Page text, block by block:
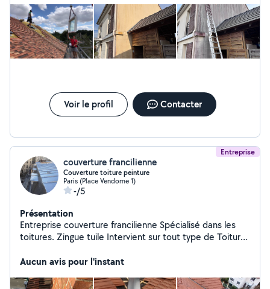
peintures extérieur et intérieur d'une main de maître.
Nous travaillons sérieusement afin de garantir un
résultat de qualité au prix le plus juste. Héritiers d'une
longue tradition familiale, notre entreprise est
profondément attachée à la satisfaction de nos clients.
SL
Voir le profil Contacter
Entreprise
couverture francilienne
Couverture toiture peinture
Paris (Place Vendome 1)
-/5
Présentation
Entreprise couverture francilienne Spécialisé dans les
toitures. Zingue tuile Intervient sur tout type de Toiture
urgence sur Toiture, recherche de fuite
Aucun avis pour l'instant